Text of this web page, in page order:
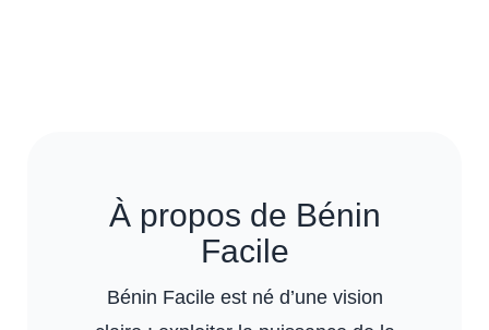
À propos de Bénin
Facile
Bénin Facile est né d’une vision